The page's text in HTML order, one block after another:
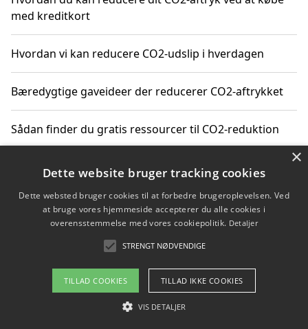
med kreditkort
Hvordan vi kan reducere CO2-udslip i hverdagen
Bæredygtige gaveideer der reducerer CO2-aftrykket
Sådan finder du gratis ressourcer til CO2-reduktion
Hvordan gadgets til hjemmet kan reducere CO2-udslip
Copyright 2026 - Pilanto Aps
Om / kontakt
Blog Betingelser
×
Dette website bruger tracking cookies
Dette websted bruger cookies til at forbedre brugeroplevelsen. Ved
at bruge vores hjemmeside accepterer du alle cookies i
overensstemmelse med vores cookiepolitik. Detaljer
STRENGT NØDVENDIGE
TILLAD COOKIES TILLAD IKKE COOKIES
VIS DETALJER